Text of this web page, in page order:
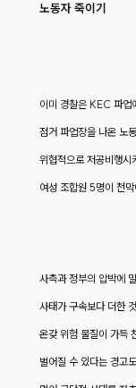
노동자 죽이기
이미 경찰은 KEC 파업
점거 파업장을 나온 노
위협적으로 저공비행
여성 조합원 5명이 천
사측과 정부의 압박에
사태가 구속보다 더한
온갖 위험 물질이 가득
벌어질 수 있다는 경고